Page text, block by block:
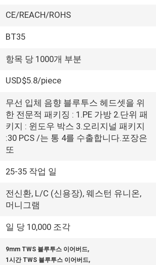
CE/REACH/ROHS
BT35
항목 당 1000개 부분
USD$5.8/piece
무선 입체 음향 블루투스 헤드셋을 위
한 전문적 패키징 : 1.PE 가방 2.단위 패
키지 : 윈도우 박스 3.오리지널 패키지
:30 PCS /는 통 4를 수출합니다.포장은
또
25-35 작업 일
전신환, L/C (신용장), 웨스턴 유니온,
머니그램
일 당 10,000 조각
9mm TWS 블루투스 이어버드,
1시간 TWS 블루투스 이어버드,